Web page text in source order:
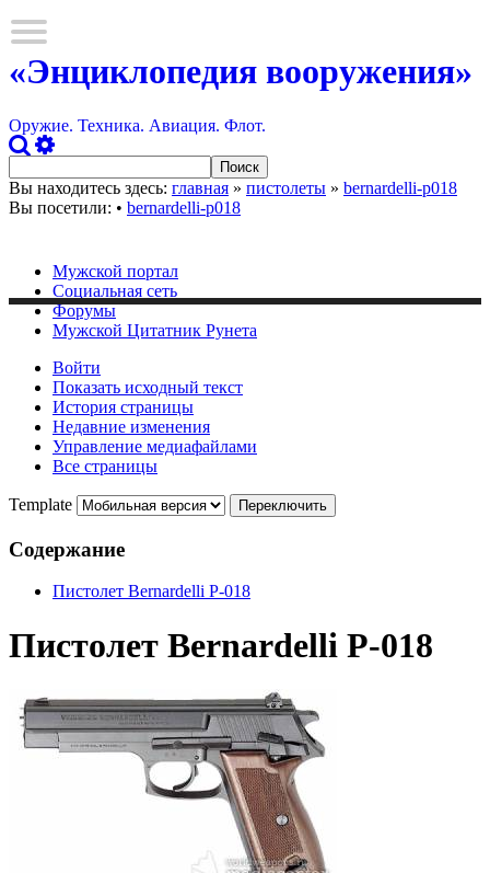
«Энциклопедия вооружения»
Оружие. Техника. Авиация. Флот.
Вы находитесь здесь: главная » пистолеты » bernardelli-p018
Вы посетили: • bernardelli-p018
Мужской портал
Социальная сеть
Форумы
Мужской Цитатник Рунета
Войти
Показать исходный текст
История страницы
Недавние изменения
Управление медиафайлами
Все страницы
Template
Содержание
Пистолет Bernardelli P-018
Пистолет Bernardelli P-018